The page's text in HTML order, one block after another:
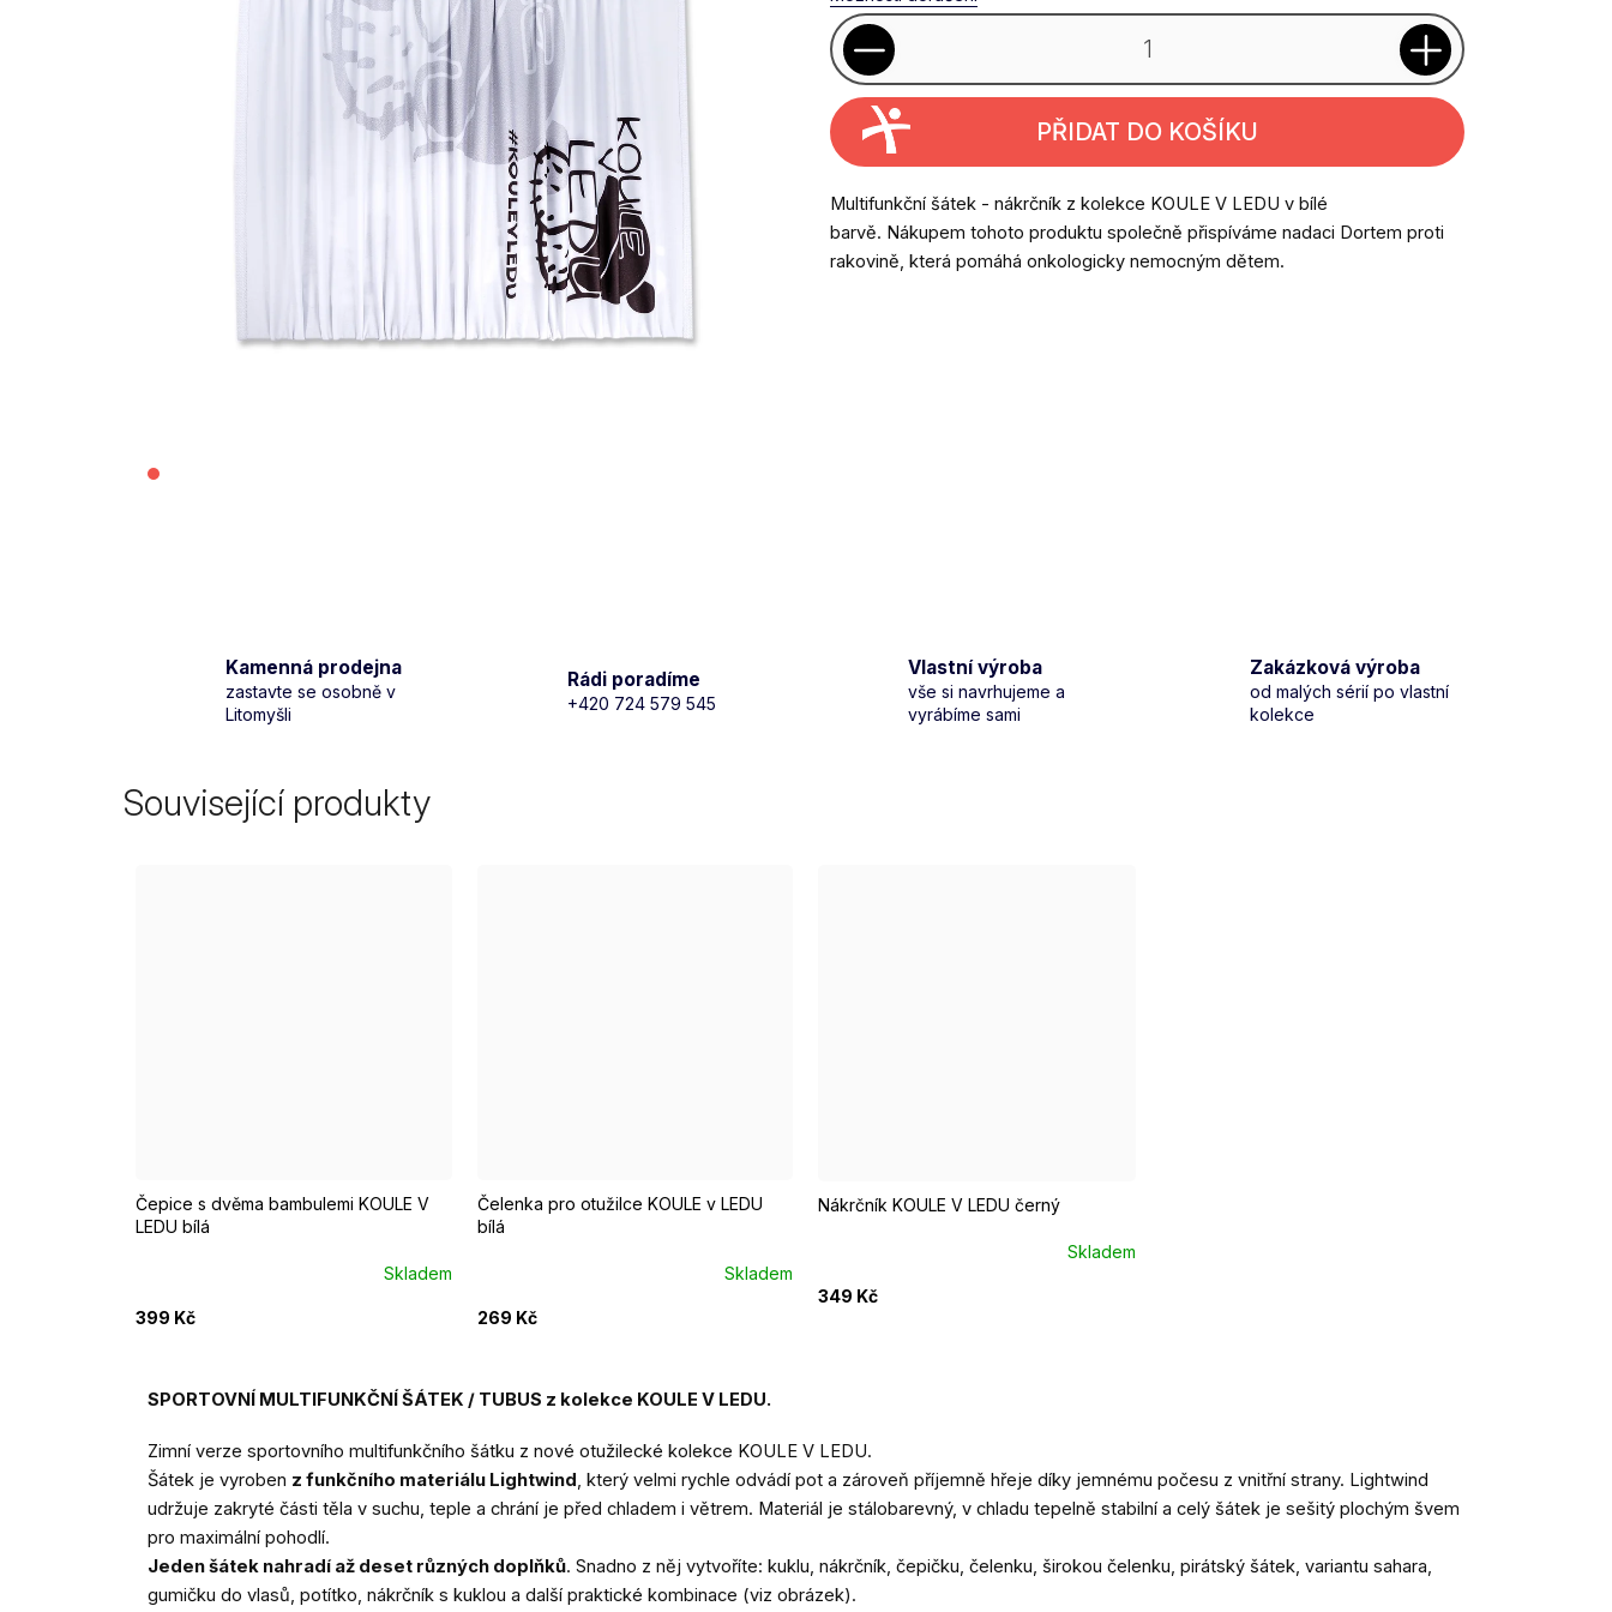
PŘIDAT DO KOŠÍKU
Multifunkční šátek - nákrčník z kolekce KOULE V LEDU v bílé
barvě. Nákupem tohoto produktu společně přispíváme nadaci Dortem proti
rakovině, která pomáhá onkologicky nemocným dětem.
Kamenná prodejna
zastavte se osobně v
Litomyšli
Rádi poradíme
+420 724 579 545
Vlastní výroba
vše si navrhujeme a
vyrábíme sami
Zakázková výroba
od malých sérií po vlastní
kolekce
Související produkty
Čepice s dvěma bambulemi KOULE V
LEDU bílá
Skladem
399 Kč
Čelenka pro otužilce KOULE v LEDU
bílá
Skladem
269 Kč
Nákrčník KOULE V LEDU černý
Skladem
349 Kč
SPORTOVNÍ MULTIFUNKČNÍ ŠÁTEK / TUBUS z kolekce KOULE V LEDU.
Zimní verze sportovního multifunkčního šátku z nové otužilecké kolekce KOULE V LEDU.
Šátek je vyroben z funkčního materiálu Lightwind, který velmi rychle odvádí pot a zároveň příjemně hřeje díky jemnému počesu z vnitřní strany. Lightwind
udržuje zakryté části těla v suchu, teple a chrání je před chladem i větrem. Materiál je stálobarevný, v chladu tepelně stabilní a celý šátek je sešitý plochým švem
pro maximální pohodlí.
Jeden šátek nahradí až deset různých doplňků. Snadno z něj vytvoříte: kuklu, nákrčník, čepičku, čelenku, širokou čelenku, pirátský šátek, variantu sahara,
gumičku do vlasů, potítko, nákrčník s kuklou a další praktické kombinace (viz obrázek).